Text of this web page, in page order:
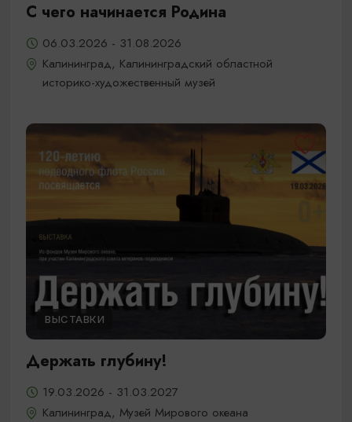
С чего начинается Родина
06.03.2026 - 31.08.2026
Калининград, Калининградский областной
историко-художественный музей
ВЫСТАВКИ
Держать глубину!
19.03.2026 - 31.03.2027
Калининград, Музей Мирового океана